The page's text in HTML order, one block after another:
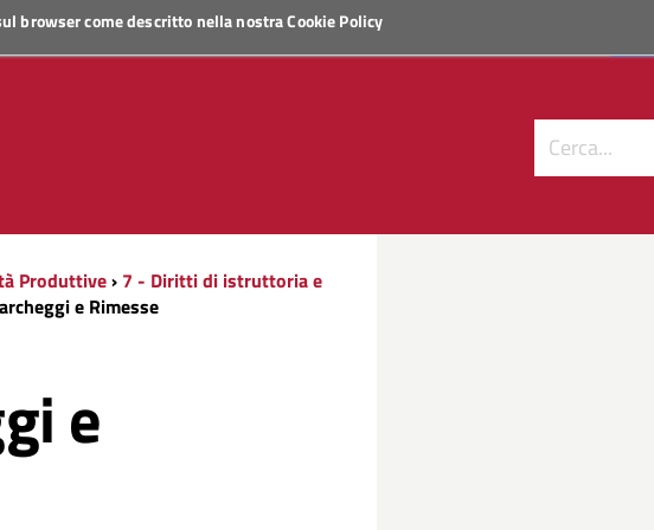
browser come descritto nella nostraCookie Policy
Produttive› 7 - Diritti di istruttoria e
e Rimesse
e